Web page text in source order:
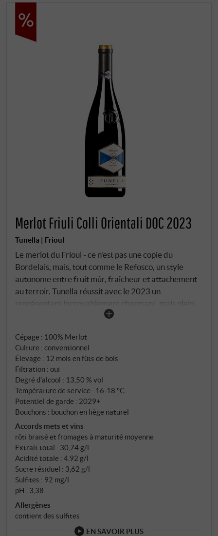
Merlot Friuli Colli Orientali DOC 2023
Tunella | Frioul
Le merlot du Frioul - ce n'est pas une copie du
Bordelais, mais, tout comme le Refosco, un style
autonome entre fruit mûr, fraîcheur et attachement
au terroir. Tunella réussit avec le 2023 un
représentant incroyablement charmant, mais plein
de caractère. Les vignes sont plantées sur les sols
vin structure et profondeur. Au nez, on trouve de la
cerise noire, de la prune mûre, des épices fines et un
soupçon de tabac. En bouche, il est juteux, équilibré
et vif, avec une bonne structure tannique et un alcool
modéré. Le millésime chaud apporte un fruit mûr,
mais l'élevage en acier inoxydable préserve la
fraîcheur et la droiture. Un merlot classique et
moderne à la fois, aux origines authentiques, avec
beaucoup de charme et de profondeur.
SUPERIORE.DE
Cépage : 100% Merlot
Culture : conventionnel
Élevage : 12 mois en fûts de bois
Filtration : oui
Degré d'alcool : 13,50 % vol
Température de service : 16‑18 °C
Potentiel de garde : 2029+
Bouchons : bouchon en liège naturel
Accords mets et vins
rôti braisé et fromages à maturité moyenne
Extrait total : 30,74 g/l
Acidité totale : 4,92 g/l
Sucre résiduel : 3,62 g/l
Sulfites : 92 mg/l
pH : 3,38
Allergènes
contient des sulfites
EN SAVOIR PLUS